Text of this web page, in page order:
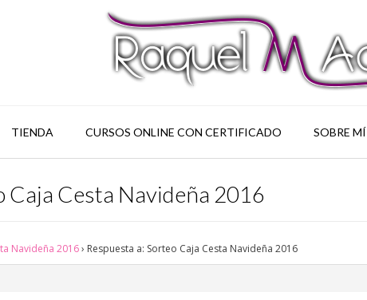
TIENDA CURSOS ONLINE CON CERTIFICADO SOBRE MÍ
Caja Cesta Navideña 2016
Navideña 2016› Respuesta a: Sorteo Caja Cesta Navideña 2016